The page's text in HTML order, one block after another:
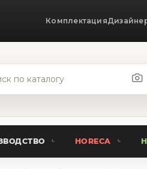
Комплектация
HORECA